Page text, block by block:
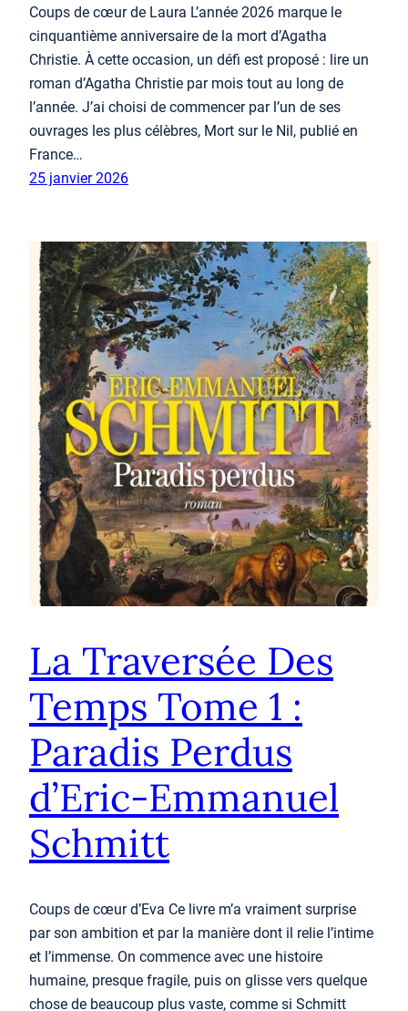
Coups de cœur de Laura L’année 2026 marque le
cinquantième anniversaire de la mort d’Agatha
Christie. À cette occasion, un défi est proposé : lire un
roman d’Agatha Christie par mois tout au long de
l’année. J’ai choisi de commencer par l’un de ses
ouvrages les plus célèbres, Mort sur le Nil, publié en
France…
25 janvier 2026
La Traversée Des
Temps Tome 1 :
Paradis Perdus
d’Eric-Emmanuel
Schmitt
Coups de cœur d’Eva Ce livre m’a vraiment surprise
par son ambition et par la manière dont il relie l’intime
et l’immense. On commence avec une histoire
humaine, presque fragile, puis on glisse vers quelque
chose de beaucoup plus vaste, comme si Schmitt